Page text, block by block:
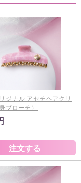
ジナル アセチヘアクリ
ブローチ）